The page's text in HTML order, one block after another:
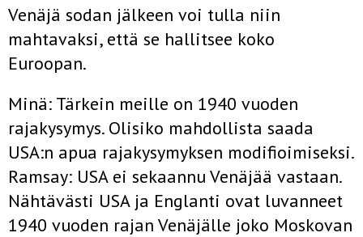
Venäjä sodan jälkeen voi tulla niin
mahtavaksi, että se hallitsee koko
Euroopan.
Minä: Tärkein meille on 1940 vuoden
rajakysymys. Olisiko mahdollista saada
USA:n apua rajakysymyksen modifioimiseksi.
Ramsay: USA ei sekaannu Venäjää vastaan.
Nähtävästi USA ja Englanti ovat luvanneet
1940 vuoden rajan Venäjälle joko Moskovan